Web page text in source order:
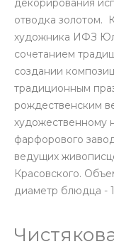
декорирования
отводка золотом.
художника ИФЗ
сочетанием
создании
традиционным
рождественским
художественному
фарфорового
ведущих
Красовского.
диаметр блюдца -